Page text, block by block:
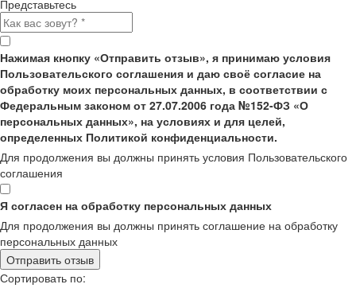
Представьтесь
Нажимая кнопку «Отправить отзыв», я принимаю условия
Пользовательского соглашения и даю своё согласие на
обработку моих персональных данных, в соответствии с
Федеральным законом от 27.07.2006 года №152-ФЗ «О
персональных данных», на условиях и для целей,
определенных Политикой конфиденциальности.
Для продолжения вы должны принять условия Пользовательского
соглашения
Я согласен на обработку персональных данных
Для продолжения вы должны принять соглашение на обработку
персональных данных
Отправить отзыв
Сортировать по: